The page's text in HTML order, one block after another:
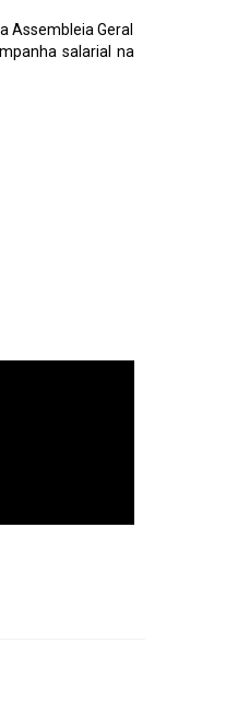
Assembleia Geral
salarial na